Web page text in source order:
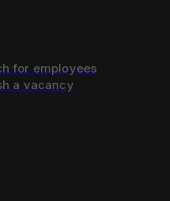
for employees
a vacancy